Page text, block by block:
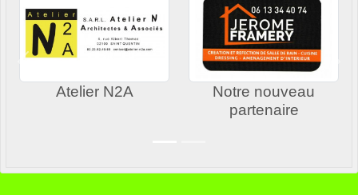
Atelier N2A
Notre nouveau
partenaire